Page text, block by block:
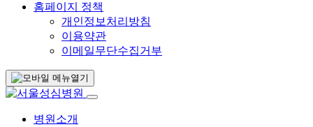
홈페이지 정책
개인정보처리방침
이용약관
이메일무단수집거부
병원소개